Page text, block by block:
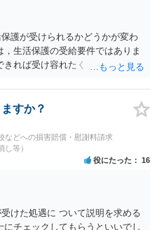
護が受けられるかどうかが変わ
生活保護の受給要件ではありま
れば受け容れたくない）な姿勢
すか？
などへの損害賠償・慰謝料請求
し等）
役にたった 16
けた処遇に ついて説明を求める
チェックしてもらうといいでし